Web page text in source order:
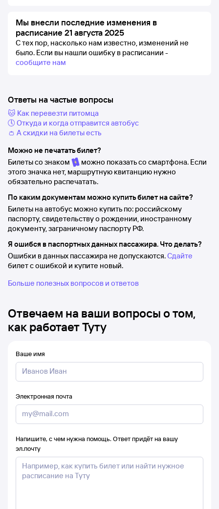
Мы внесли последние изменения в
расписание 21 августа 2025
С тех пор, насколько нам известно, изменений не
было. Если вы нашли ошибку в расписании -
сообщите нам
Ответы на частые вопросы
🐱 Как перевезти питомца
🕔 Откуда и когда отправится автобус
👛 А скидки на билеты есть
Можно не печатать билет?
Билеты со знаком
можно показать со смартфона. Если
этого значка нет, маршрутную квитанцию нужно
обязательно распечатать.
По каким документам можно купить билет на сайте?
Билеты на автобус можно купить по: российскому
паспорту, свидетельству о рождении, иностранному
документу, заграничному паспорту РФ.
Я ошибся в паспортных данных пассажира. Что делать?
Ошибки в данных пассажира не допускаются.Сдайте
билет с ошибкой и купите новый.
Больше полезных вопросов и ответов
Отвечаем на ваши вопросы о том,
как работает Туту
Ваше имя
Электронная почта
Напишите, с чем нужна помощь. Ответ придёт на вашу
эл.почту